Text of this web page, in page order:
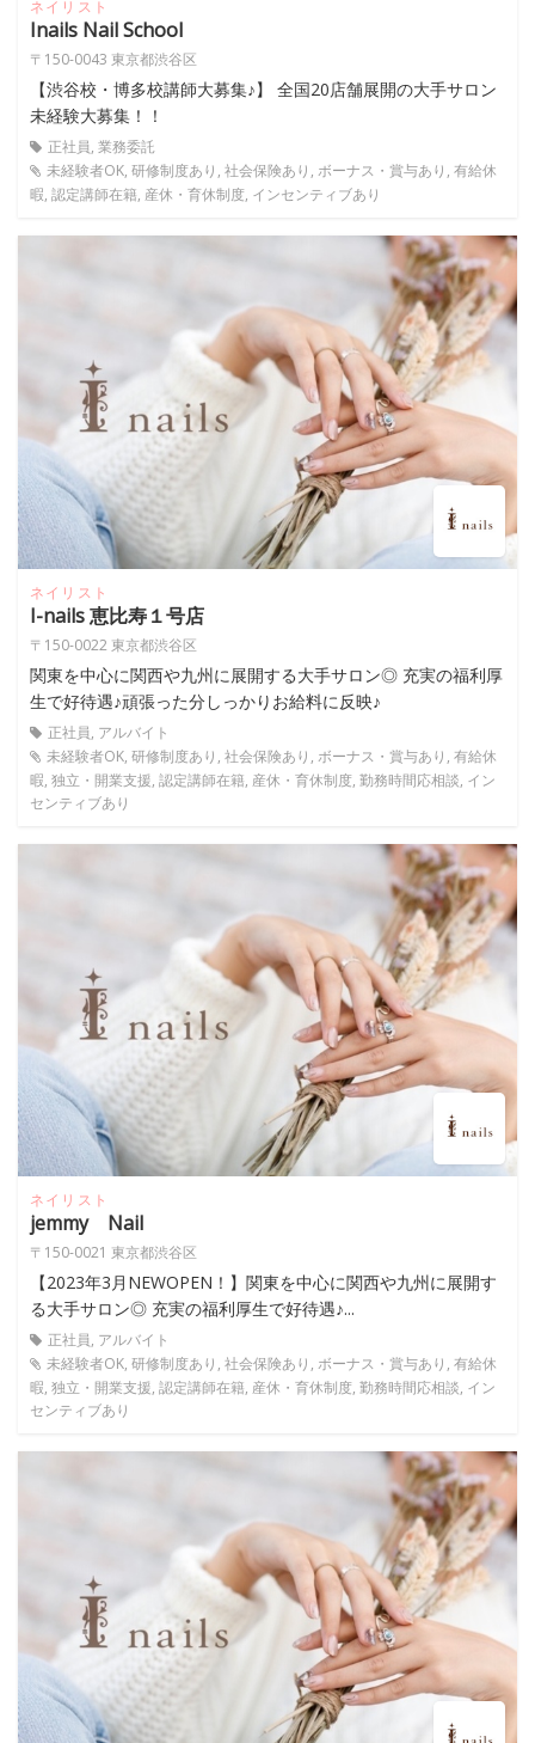
ネイリスト
Inails Nail School
〒150-0043 東京都渋谷区
【渋谷校・博多校講師大募集♪】 全国20店舗展開の大手サロン
未経験大募集！！
正社員, 業務委託
未経験者OK, 研修制度あり, 社会保険あり, ボーナス・賞与あり, 有給休
暇, 認定講師在籍, 産休・育休制度, インセンティブあり
ネイリスト
I-nails 恵比寿１号店
〒150-0022 東京都渋谷区
関東を中心に関西や九州に展開する大手サロン◎ 充実の福利厚
生で好待遇♪頑張った分しっかりお給料に反映♪
正社員, アルバイト
未経験者OK, 研修制度あり, 社会保険あり, ボーナス・賞与あり, 有給休
暇, 独立・開業支援, 認定講師在籍, 産休・育休制度, 勤務時間応相談, イン
センティブあり
ネイリスト
jemmy Nail
〒150-0021 東京都渋谷区
【2023年3月NEWOPEN！】関東を中心に関西や九州に展開す
る大手サロン◎ 充実の福利厚生で好待遇♪...
正社員, アルバイト
未経験者OK, 研修制度あり, 社会保険あり, ボーナス・賞与あり, 有給休
暇, 独立・開業支援, 認定講師在籍, 産休・育休制度, 勤務時間応相談, イン
センティブあり